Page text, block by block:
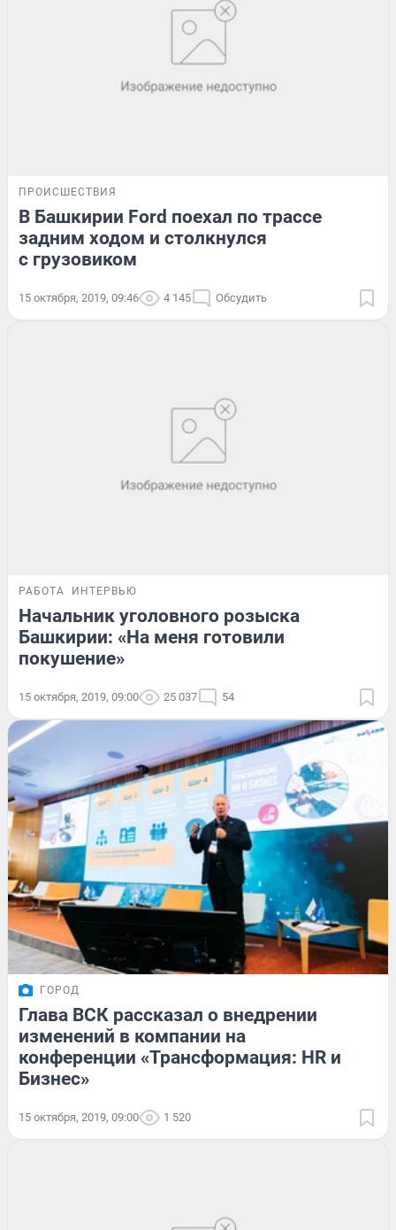
ПРОИСШЕСТВИЯ
В Башкирии Ford поехал по трассе
задним ходом и столкнулся
с грузовиком
15 октября, 2019, 09:46 4 145 Обсудить
РАБОТА ИНТЕРВЬЮ
Начальник уголовного розыска
Башкирии: «На меня готовили
покушение»
15 октября, 2019, 09:00 25 037 54
ГОРОД
Глава ВСК рассказал о внедрении
изменений в компании на
конференции «Трансформация: HR и
Бизнес»
15 октября, 2019, 09:00 1 520